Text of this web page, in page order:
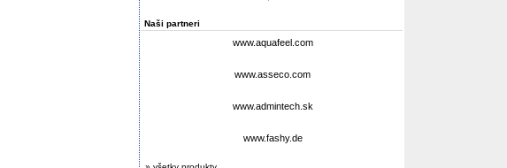
Naši partneri
www.aquafeel.com
www.asseco.com
www.admintech.sk
www.fashy.de